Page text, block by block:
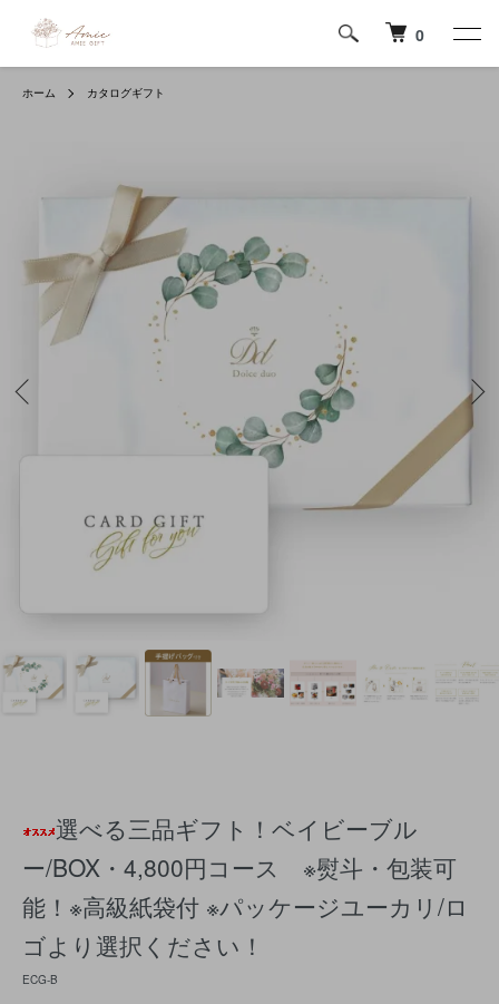
0
ホーム カタログギフト
選べる三品ギフト！ベイビーブル
ー/BOX・4,800円コース ※熨斗・包装可
能！※高級紙袋付 ※パッケージユーカリ/ロ
ゴより選択ください！
ECG-B